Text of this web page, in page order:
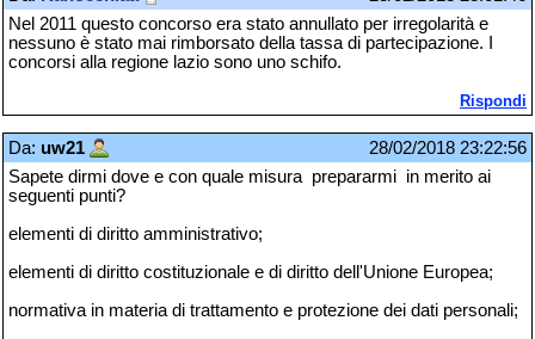
Nel 2011 questo concorso era stato annullato per irregolarità e
nessuno è stato mai rimborsato della tassa di partecipazione. I
concorsi alla regione lazio sono uno schifo.
Rispondi
Da: uw21
28/02/2018 23:22:56
Sapete dirmi dove e con quale misura prepararmi in merito ai
seguenti punti?
elementi di diritto amministrativo;
elementi di diritto costituzionale e di diritto dell'Unione Europea;
normativa in materia di trattamento e protezione dei dati personali;